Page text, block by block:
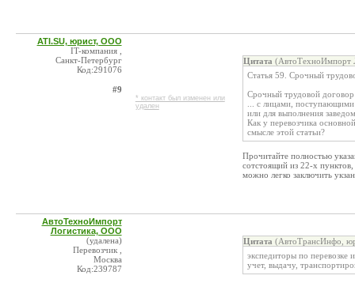
ATI.SU, юрист, ООО
IT-компания ,
Санкт-Петербург
Код:291076
#9
* контакт был изменен или
удален
Цитата (АвтоТехноИмпорт
Статья 59. Срочный
Срочный трудовой договор
... с лицами,
или для выполнения
Как у перевозчика
смысле этой статьи?
Прочитайте полностью
сотстоящий из 22-х
можно легко заключить
АвтоТехноИмпорт
Логистика, ООО
(удалена)
Перевозчик ,
Москва
Код:239787
Цитата (АвтоТрансИнфо,
экспедиторы по перевозке
учет, выдачу,